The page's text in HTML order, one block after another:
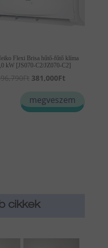
Flexi Brisa hűtő-fűtő klíma
kW [JS070-C2/JZ070-C2]
Ft Original
was:
396,790Ft.
381,000Ft
is:
381,000Ft.
megveszem
cikkek